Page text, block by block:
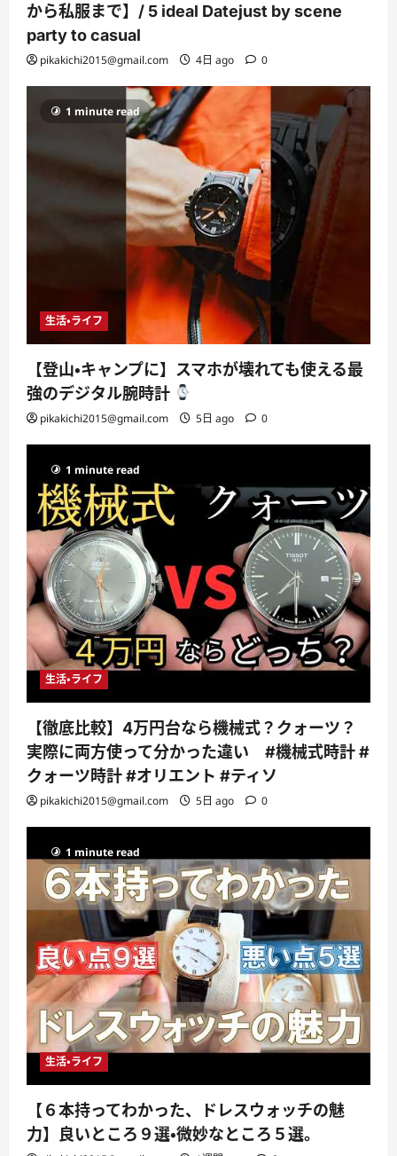
から私服まで】/ 5 ideal Datejust by scene
party to casual
pikakichi2015@gmail.com 4日 ago 0
1 minute read
生活・ライフ
【登山・キャンプに】スマホが壊れても使える最
強のデジタル腕時計
pikakichi2015@gmail.com 5日 ago 0
1 minute read
生活・ライフ
【徹底比較】4万円台なら機械式？クォーツ？
実際に両方使って分かった違い #機械式時計 #
クォーツ時計 #オリエント #ティソ
pikakichi2015@gmail.com 5日 ago 0
1 minute read
生活・ライフ
【６本持ってわかった、ドレスウォッチの魅
力】良いところ９選・微妙なところ５選。